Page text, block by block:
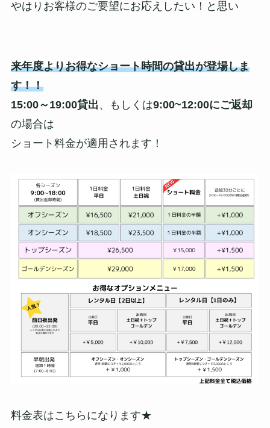
やはりお客様のご要望にお応えしたい！と思い
来年度よりお得なショート時間の貸出が登場しま
す！！
15:00～19:00貸出 、もしくは9:00~12:00にご返却
の場合は
ショート料金が適用されます！
料金表はこちらになります★